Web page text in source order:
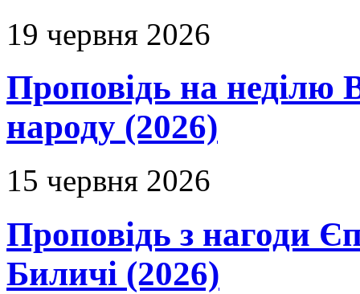
19 червня 2026
Проповідь на неділю
народу (2026)
15 червня 2026
Проповідь з нагоди
Биличі (2026)